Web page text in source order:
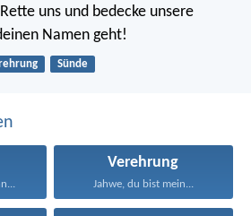
Rette uns und bedecke unsere
Namen geht!
Sünde
Verehrung
Jahwe, du bist mein...